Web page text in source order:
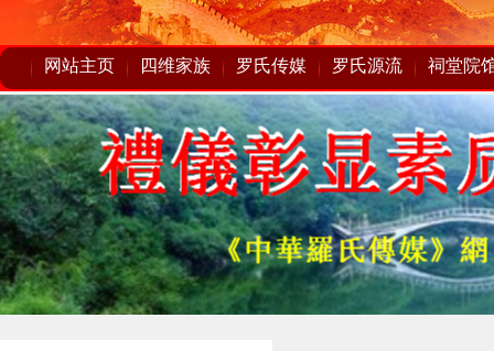
网站主页 四维家族 罗氏传媒 罗氏源流 祠堂院